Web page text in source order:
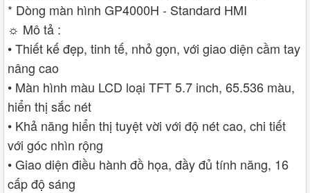
* Dòng màn hình GP4000H - Standard HMI
☼ Mô tả :
• Thiết kế đẹp, tinh tế, nhỏ gọn, với giao diện cầm tay
nâng cao
• Màn hình màu LCD loại TFT 5.7 inch, 65.536 màu,
hiển thị sắc nét
• Khả năng hiển thị tuyệt vời với độ nét cao, chi tiết
với góc nhìn rộng
• Giao diện điều hành đồ họa, đầy đủ tính năng, 16
cấp độ sáng